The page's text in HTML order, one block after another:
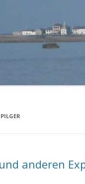
PILGER
anderen